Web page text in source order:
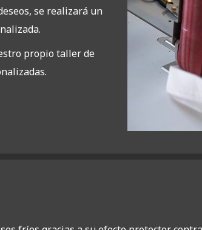
se realizará un
propio taller de